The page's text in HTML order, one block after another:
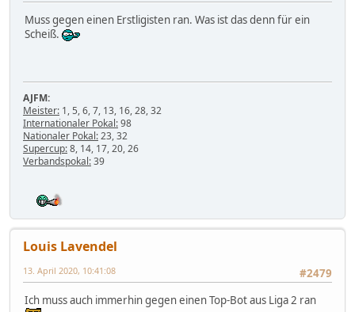
Muss gegen einen Erstligisten ran. Was ist das denn für ein
Scheiß.
AJFM:
Meister: 1, 5, 6, 7, 13, 16, 28, 32
Internationaler Pokal:98
Nationaler Pokal:23, 32
Supercup:8, 14, 17, 20, 26
Verbandspokal:39
Louis Lavendel
#2479
13. April 2020, 10:41:08
Ich muss auch immerhin gegen einen Top-Bot aus Liga 2 ran